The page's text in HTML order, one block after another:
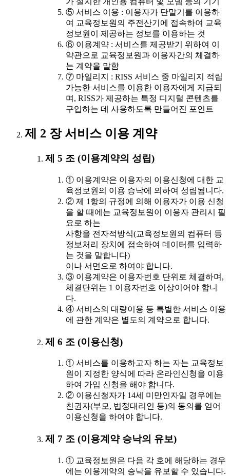
⑤ 서비스 이용 : 이용자가 단말기를 이용하
여 교육정보원의 주전산기에 접속하여 교육
정보원이 제공하는 정보를 이용하는 것
⑥ 이용계약 : 서비스를 제공받기 위하여 이
약관으로 교육정보원과 이용자간의 체결하
는 계약을 말함
⑦ 마일리지 : RISS 서비스 중 마일리지 적립
가능한 서비스를 이용한 이용자에게 지급되
며, RISS가 제공하는 특정 디지털 콘텐츠를
구입하는 데 사용하도록 만들어진 포인트
제 2 장 서비스 이용 계약
제 5 조 (이용계약의 성립)
① 이용계약은 이용자의 이용신청에 대한 교
육정보원의 이용 승낙에 의하여 성립됩니다.
② 제 1항의 규정에 의해 이용자가 이용 신청
을 할 때에는 교육정보원이 이용자 관리시 필
요로 하는
사항을 전자적방식(교육정보원의 컴퓨터 등
정보처리 장치에 접속하여 데이터를 입력하
는 것을 말합니다)
이나 서면으로 하여야 합니다.
③ 이용계약은 이용자번호 단위로 체결하며,
체결단위는 1 이용자번호 이상이어야 합니
다.
④ 서비스의 대량이용 등 특별한 서비스 이용
에 관한 계약은 별도의 계약으로 합니다.
제 6 조 (이용신청)
① 서비스를 이용하고자 하는 자는 교육정보
원이 지정한 양식에 따라 온라인신청을 이용
하여 가입 신청을 해야 합니다.
② 이용신청자가 14세 미만인자일 경우에는
친권자(부모, 법정대리인 등)의 동의를 얻어
이용신청을 하여야 합니다.
제 7 조 (이용계약 승낙의 유보)
① 교육정보원은 다음 각 호에 해당하는 경우
에는 이용계약의 승낙을 유보할 수 있습니다.